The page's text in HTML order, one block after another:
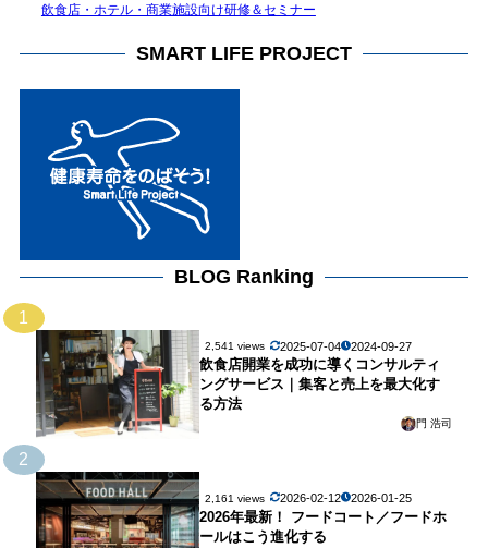
飲食店・ホテル・商業施設向け研修＆セミナー
SMART LIFE PROJECT
BLOG Ranking
1
2,541 views 2025-07-04 2024-09-27
飲食店開業を成功に導くコンサルティ
ングサービス｜集客と売上を最大化す
る方法
門 浩司
2
2,161 views 2026-02-12 2026-01-25
2026年最新！ フードコート／フードホ
ールはこう進化する